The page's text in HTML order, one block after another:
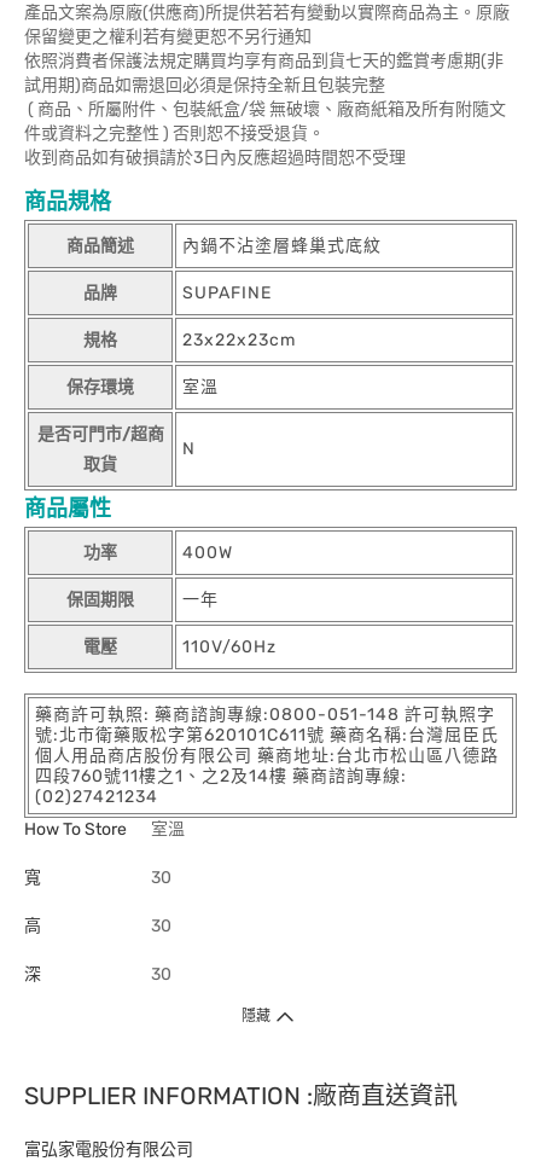
產品文案為原廠(供應商)所提供若若有變動以實際商品為主。原廠
保留變更之權利若有變更恕不另行通知
依照消費者保護法規定購買均享有商品到貨七天的鑑賞考慮期(非
試用期)商品如需退回必須是保持全新且包裝完整
( 商品、所屬附件、包裝紙盒/袋 無破壞、廠商紙箱及所有附隨文
件或資料之完整性 ) 否則恕不接受退貨。
收到商品如有破損請於3日內反應超過時間恕不受理
商品規格
商品簡述 內鍋不沾塗層蜂巢式底紋
品牌 SUPAFINE
規格 23x22x23cm
保存環境 室溫
是否可門市/超商
取貨
N
商品屬性
功率 400W
保固期限 一年
電壓 110V/60Hz
藥商許可執照: 藥商諮詢專線:0800-051-148 許可執照字
號:北市衛藥販松字第620101C611號 藥商名稱:台灣屈臣氏
個人用品商店股份有限公司 藥商地址:台北市松山區八德路
四段760號11樓之1、之2及14樓 藥商諮詢專線:
(02)27421234
How To Store
室溫
寬 30
高 30
深 30
隱藏
SUPPLIER INFORMATION :廠商直送資訊
富弘家電股份有限公司